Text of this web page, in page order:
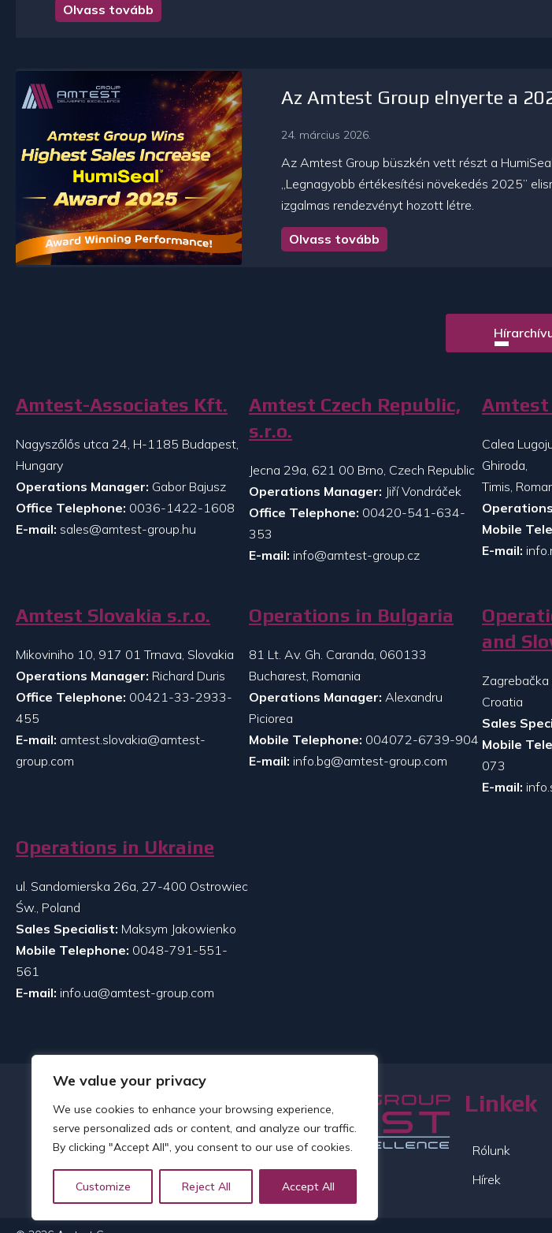
We value your privacy
We use cookies to enhance your browsing experience,
serve personalized ads or content, and analyze our traffic.
By clicking "Accept All", you consent to our use of cookies.
Customize Reject All Accept All
Olvass tovább
Az Amtest Group elnyerte a
24. március 2026.
Az Amtest Group büszkén vett részt a
„Legnagyobb értékesítési növekedés 2025”
izgalmas rendezvényt hozott létre.
Olvass tovább
Amtest-Associates Kft.
Nagyszőlős utca 24, H-1185 Budapest,
Hungary
Operations Manager: Gabor Bajusz
Office Telephone: 0036-1422-1608
E-mail: sales@amtest-group.hu
Amtest Czech Republic,
s.r.o.
Jecna 29a, 621 00 Brno, Czech Republic
Operations Manager: Jiří Vondráček
Office Telephone: 00420-541-634-
353
E-mail: info@amtest-group.cz
Amtest
Calea
Ghiroda,
Timis,
Mobile
E-mail:
Amtest Slovakia s.r.o.
Mikoviniho 10, 917 01 Trnava, Slovakia
Operations Manager: Richard Duris
Office Telephone: 00421-33-2933-
455
E-mail: amtest.slovakia@amtest-
group.com
Operations in Bulgaria
81 Lt. Av. Gh. Caranda, 060133
Bucharest, Romania
Operations Manager: Alexandru
Piciorea
Mobile Telephone: 004072-6739-904
E-mail: info.bg@amtest-group.com
and
Croatia
Sales
Mobile
073
E-mail:
Operations in Ukraine
ul. Sandomierska 26a, 27-400 Ostrowiec
Św., Poland
Sales Specialist: Maksym Jakowienko
Mobile Telephone: 0048-791-551-
561
E-mail: info.ua@amtest-group.com
Linkek
Rólunk
Hírek